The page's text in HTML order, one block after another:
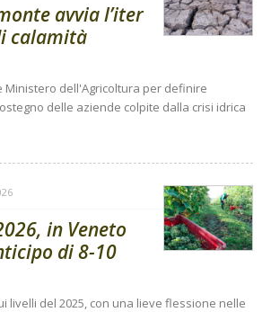
avvia l’iter
calamità
Ministero dell'Agricoltura per definire
delle aziende colpite dalla crisi idrica
in Veneto
di 8-10
livelli del 2025, con una lieve flessione nelle